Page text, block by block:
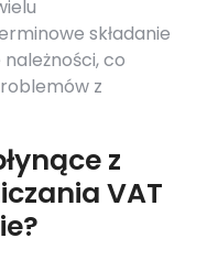
składanie
co
z
z
VAT